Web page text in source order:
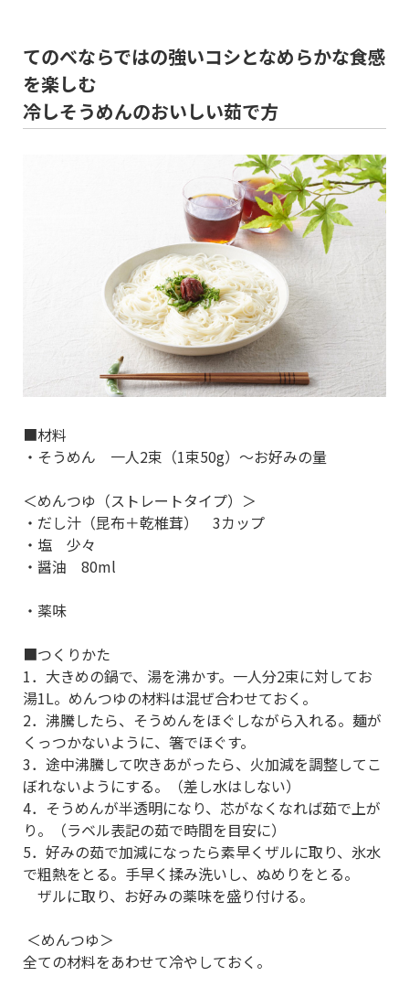
てのべならではの強いコシとなめらかな食感
を楽しむ
冷しそうめんのおいしい茹で方
■材料
・そうめん 一人2束（1束50g）～お好みの量
＜めんつゆ（ストレートタイプ）＞
・だし汁（昆布＋乾椎茸） 3カップ
・塩 少々
・醤油 80ml
・薬味
■つくりかた
1．大きめの鍋で、湯を沸かす。一人分2束に対してお
湯1L。めんつゆの材料は混ぜ合わせておく。
2．沸騰したら、そうめんをほぐしながら入れる。麺が
くっつかないように、箸でほぐす。
3．途中沸騰して吹きあがったら、火加減を調整してこ
ぼれないようにする。（差し水はしない）
4．そうめんが半透明になり、芯がなくなれば茹で上が
り。（ラベル表記の茹で時間を目安に）
5．好みの茹で加減になったら素早くザルに取り、氷水
で粗熱をとる。手早く揉み洗いし、ぬめりをとる。
ザルに取り、お好みの薬味を盛り付ける。
＜めんつゆ＞
全ての材料をあわせて冷やしておく。